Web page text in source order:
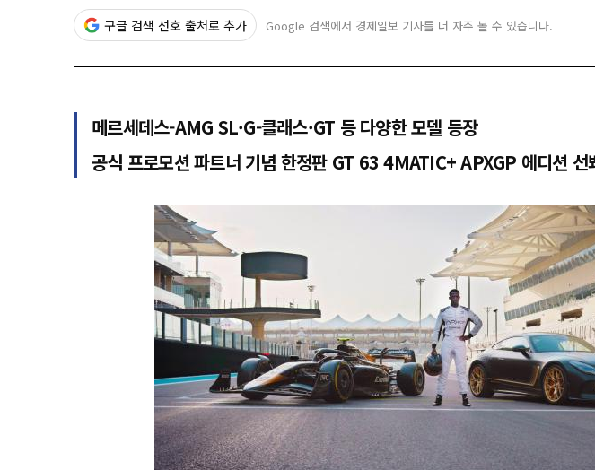
구글 검색 선호 출처로 추가 Google 검색에서 경제일보 기사를 더 자주 볼 수 있습니다.
메르세데스-AMG SL·G-클래스·GT 등 다양한 모델 등장
공식 프로모션 파트너 기념 한정판 GT 63 4MATIC+ APXGP 에디션 선